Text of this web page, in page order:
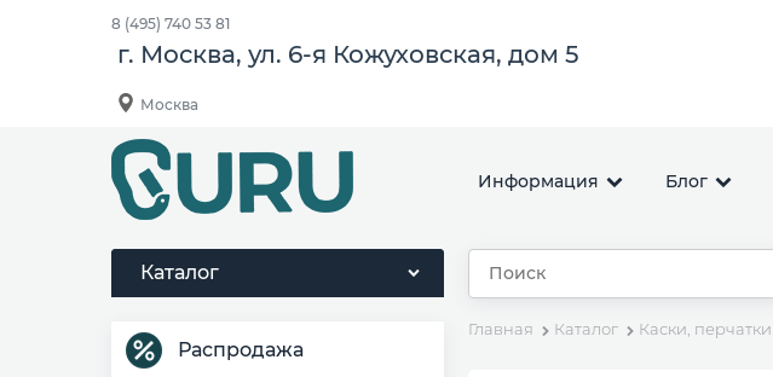
8 (495) 740 53 81
г. Москва, ул. 6-я Кожуховская, дом 5
Москва
Информация Блог
Каталог
Распродажа
Главная Каталог Каски, перчатки